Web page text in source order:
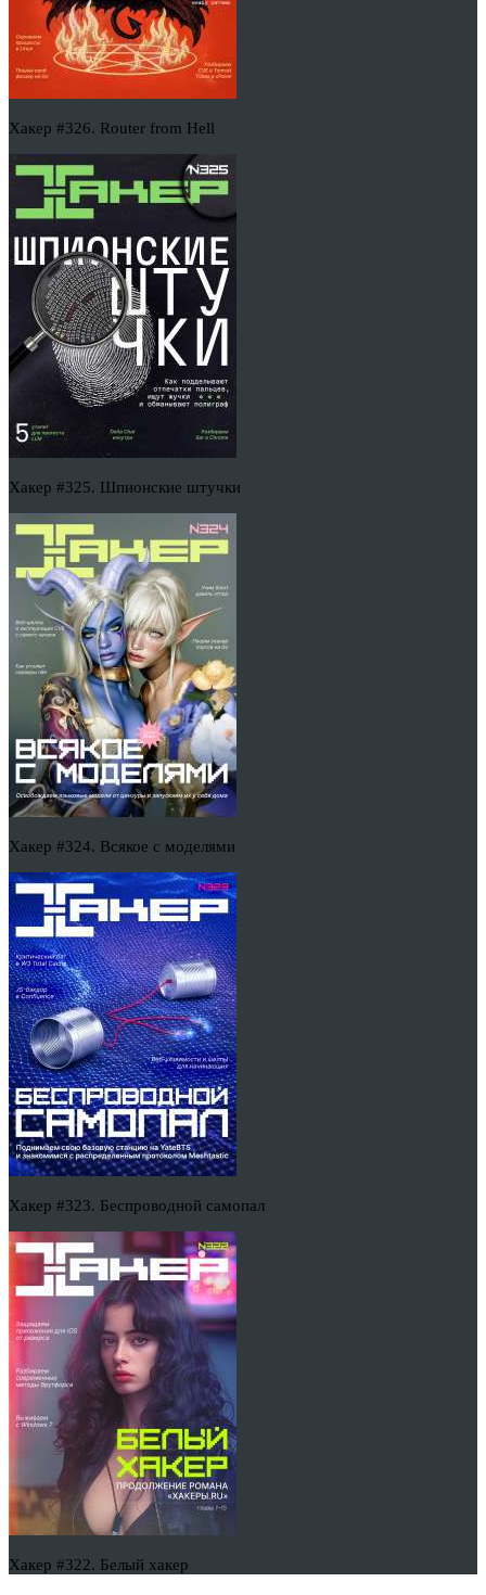
Хакер #326. Router from Hell
Хакер #325. Шпионские штучки
Хакер #324. Всякое с моделями
Хакер #323. Беспроводной самопал
Хакер #322. Белый хакер